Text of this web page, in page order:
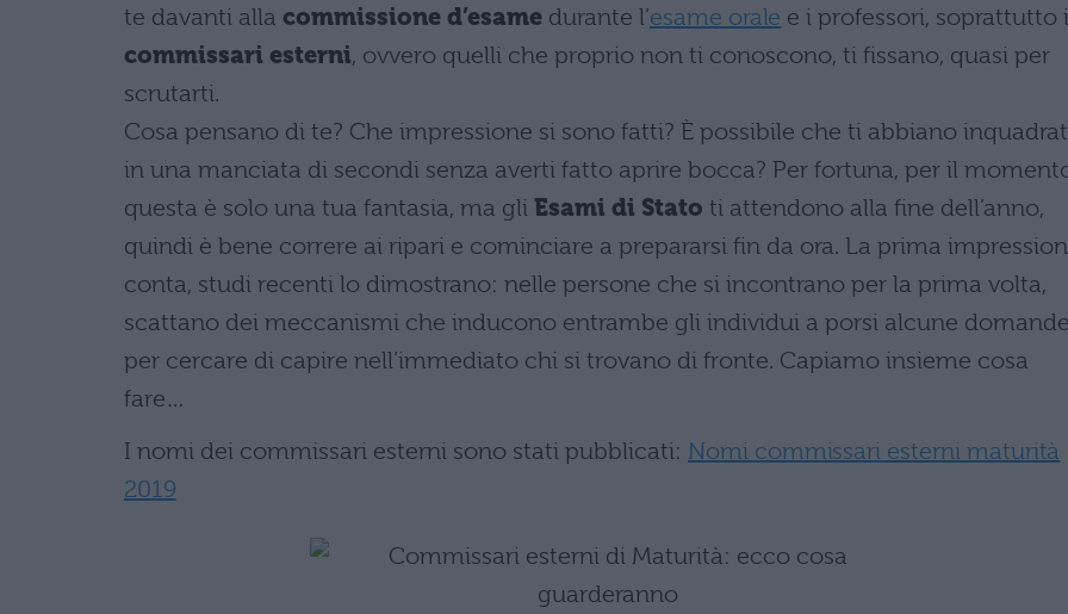
te davanti alla commissione d’esame durante l’esame orale e i professori, soprattutto
commissari esterni, ovvero quelli che proprio non ti conoscono, ti fissano, quasi per
scrutarti.
Cosa pensano di te? Che impressione si sono fatti? È possibile che ti abbiano
in una manciata di secondi senza averti fatto aprire bocca? Per fortuna, per il
questa è solo una tua fantasia, ma gli Esami di Stato ti attendono alla fine dell’anno,
quindi è bene correre ai ripari e cominciare a prepararsi fin da ora. La prima
conta, studi recenti lo dimostrano: nelle persone che si incontrano per la prima volta,
scattano dei meccanismi che inducono entrambe gli individui a porsi alcune
per cercare di capire nell’immediato chi si trovano di fronte. Capiamo insieme cosa
fare…
I nomi dei commissari esterni sono stati pubblicati: Nomi commissari esterni maturità
2019